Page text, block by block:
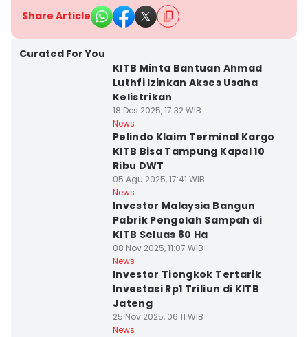
Share Article
Curated For You
KITB Minta Bantuan Ahmad
Luthfi Izinkan Akses Usaha
Kelistrikan
18 Des 2025, 17:32 WIB
News
Pelindo Klaim Terminal Kargo
KITB Bisa Tampung Kapal 10
Ribu DWT
05 Agu 2025, 17:41 WIB
News
Investor Malaysia Bangun
Pabrik Pengolah Sampah di
KITB Seluas 80 Ha
08 Nov 2025, 11:07 WIB
News
Investor Tiongkok Tertarik
Investasi Rp1 Triliun di KITB
Jateng
25 Nov 2025, 06:11 WIB
News